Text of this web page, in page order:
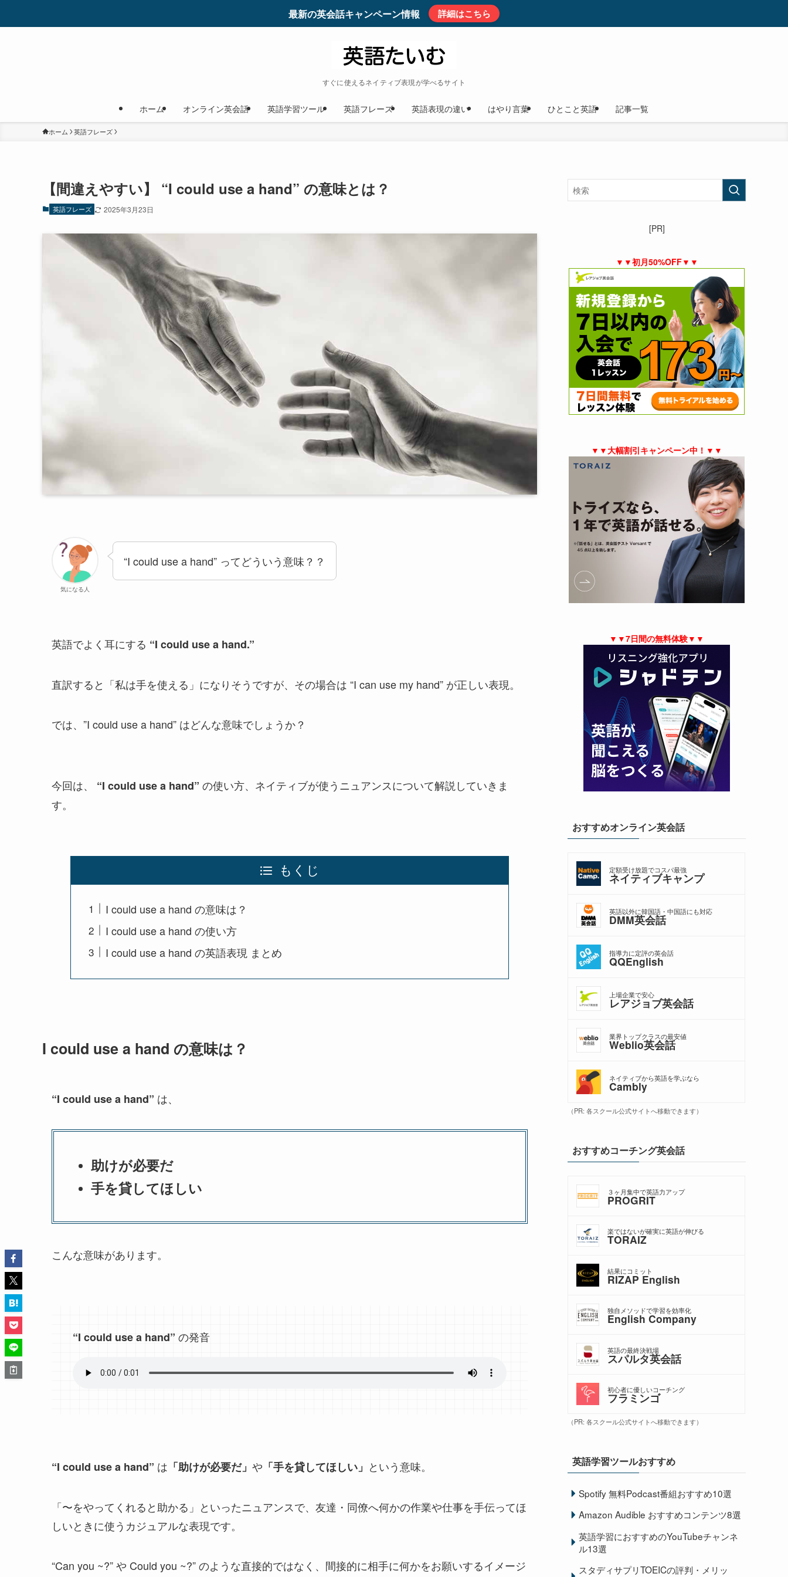
最新の英会話キャンペーン情報 詳細はこちら
すぐに使えるネイティブ表現が学べるサイト
ホーム オンライン英会話 英語学習ツール 英語フレーズ 英語表現の違い はやり言葉 ひとこと英語 記事一覧
ホーム 英語フレーズ
【間違えやすい】 “I could use a hand” の意味とは？
英語フレーズ 2025年3月23日
気になる人
“I could use a hand” ってどういう意味？？
英語でよく耳にする “I could use a hand.”
直訳すると「私は手を使える」になりそうですが、その場合は “I can use my hand” が正しい表現。
では、”I could use a hand” はどんな意味でしょうか？
今回は、 “I could use a hand” の使い方、ネイティブが使うニュアンスについて解説していきま
す。
もくじ
I could use a hand の意味は？
I could use a hand の使い方
I could use a hand の英語表現 まとめ
I could use a hand の意味は？
“I could use a hand” は、
助けが必要だ
手を貸してほしい
こんな意味があります。
“I could use a hand” の発音
“I could use a hand” は 「助けが必要だ」 や 「手を貸してほしい」 という意味。
「〜をやってくれると助かる」といったニュアンスで、友達・同僚へ何かの作業や仕事を手伝ってほ
しいときに使うカジュアルな表現です。
“Can you ~?” や Could you ~?” のような直接的ではなく、間接的に相手に何かをお願いするイメージ
[PR]
▼▼初月50%OFF▼▼
▼▼大幅割引キャンペーン中！▼▼
▼▼7日間の無料体験▼▼
おすすめオンライン英会話
定額受け放題でコスパ最強
ネイティブキャンプ
英語以外に韓国語・中国語にも対応
DMM英会話
指導力に定評の英会話
QQEnglish
上場企業で安心
レアジョブ英会話
業界トップクラスの最安値
Weblio英会話
ネイティブから英語を学ぶなら
Cambly
（PR: 各スクール公式サイトへ移動できます）
おすすめコーチング英会話
３ヶ月集中で英語力アップ
PROGRIT
楽ではないが確実に英語が伸びる
TORAIZ
結果にコミット
RIZAP English
独自メソッドで学習を効率化
English Company
英語の最終決戦場
スパルタ英会話
初心者に優しいコーチング
フラミンゴ
（PR: 各スクール公式サイトへ移動できます）
英語学習ツールおすすめ
Spotify 無料Podcast番組おすすめ10選
Amazon Audible おすすめコンテンツ8選
英語学習におすすめのYouTubeチャンネ
ル13選
スタディサプリTOEICの評判・メリッ